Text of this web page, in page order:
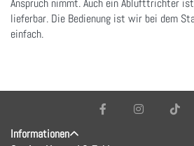
Anspruch nimmt. Auch ein Ablufttrichter
lieferbar. Die Bedienung ist wir bei dem
einfach.
Informationen